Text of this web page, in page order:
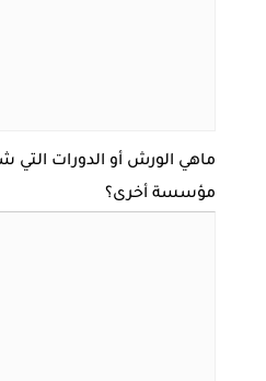
ماهي الورش أو الدورات التي
مؤسسة أخرى؟